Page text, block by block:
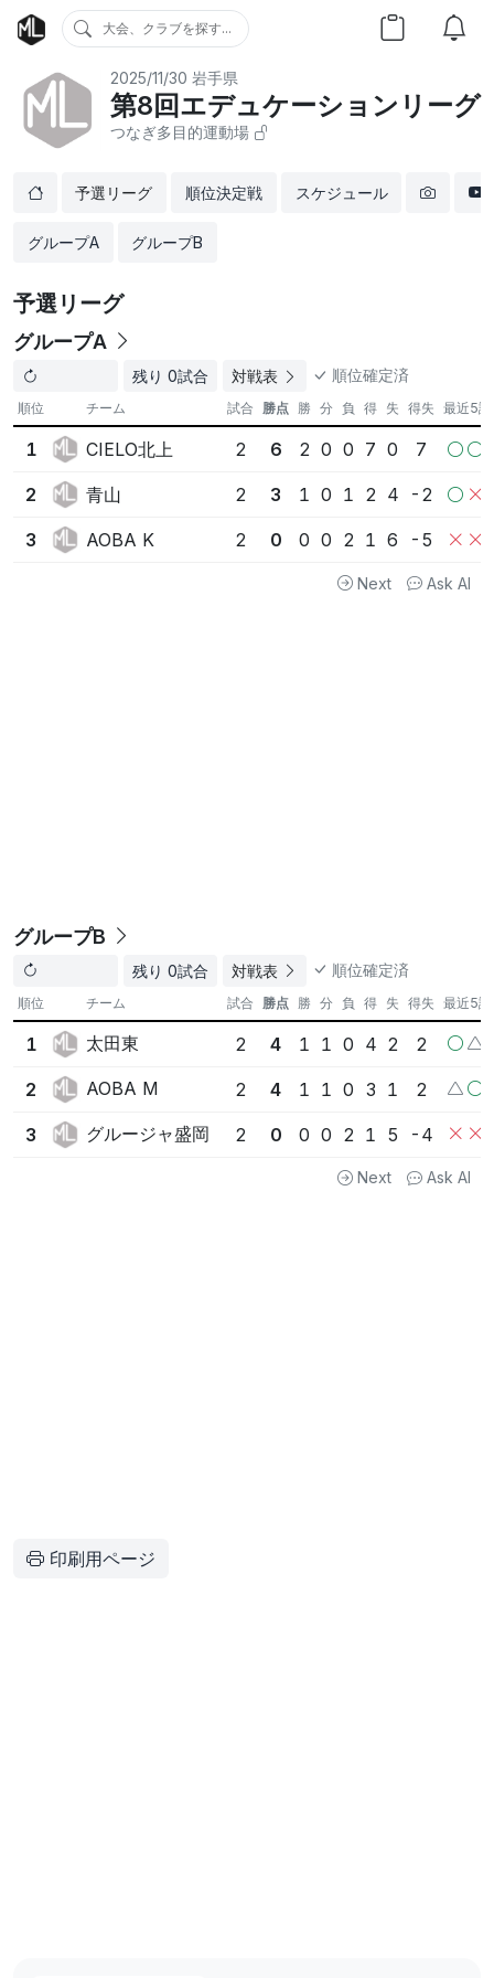
大会、クラブを探す...
2025/11/30 岩手県
第8回エデュケーションリーグ
つなぎ多目的運動場
予選リーグ 順位決定戦 スケジュール
グループA グループB
予選リーグ
グループA
残り 0試合 対戦表 順位確定済
順位 チーム 試合 勝点 勝 分 負 得 失 得失 最近5
1 CIELO北上 2 6 2 0 0 7 0 7
2 青山 2 3 1 0 1 2 4 -2
3 AOBA K 2 0 0 0 2 1 6 -5
Next Ask AI
グループB
残り 0試合 対戦表 順位確定済
順位 チーム 試合 勝点 勝 分 負 得 失 得失 最近5
1 太田東 2 4 1 1 0 4 2 2
2 AOBA M 2 4 1 1 0 3 1 2
3 グルージャ盛岡 2 0 0 0 2 1 5 -4
Next Ask AI
印刷用ページ